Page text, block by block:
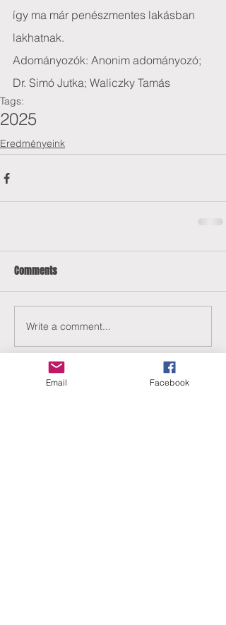
így ma már penészmentes lakásban
lakhatnak.
Adományozók: Anonim adományozó;
Dr. Simó Jutka; Waliczky Tamás
Tags:
2025
Eredményeink
Comments
Write a comment...
Email Facebook